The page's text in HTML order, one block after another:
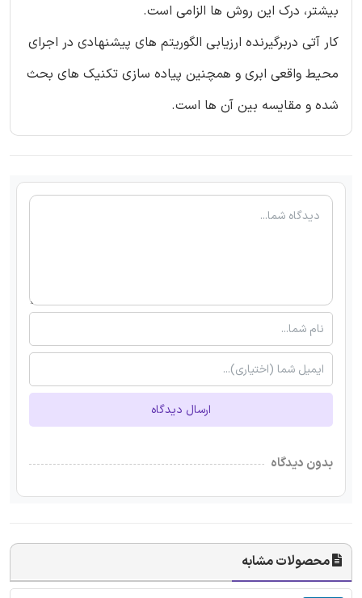
بیشتر، درک این روش ها الزامی است.
کار آتی دربرگیرنده ارزیابی الگوریتم های پیشنهادی در اجرای
محیط واقعی ابری و همچنین پیاده سازی تکنیک های بحث
شده و مقایسه بین آن ها است.
ارسال دیدگاه
بدون دیدگاه
محصولات مشابه